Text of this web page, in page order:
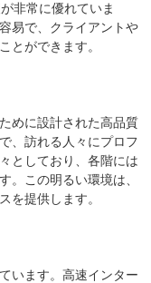
非常に優れていま
易で、クライアントや
とができます。
めに設計された高品質
、訪れる人々にプロフ
としており、各階には
。この明るい環境は、
を提供します。
います。高速インター